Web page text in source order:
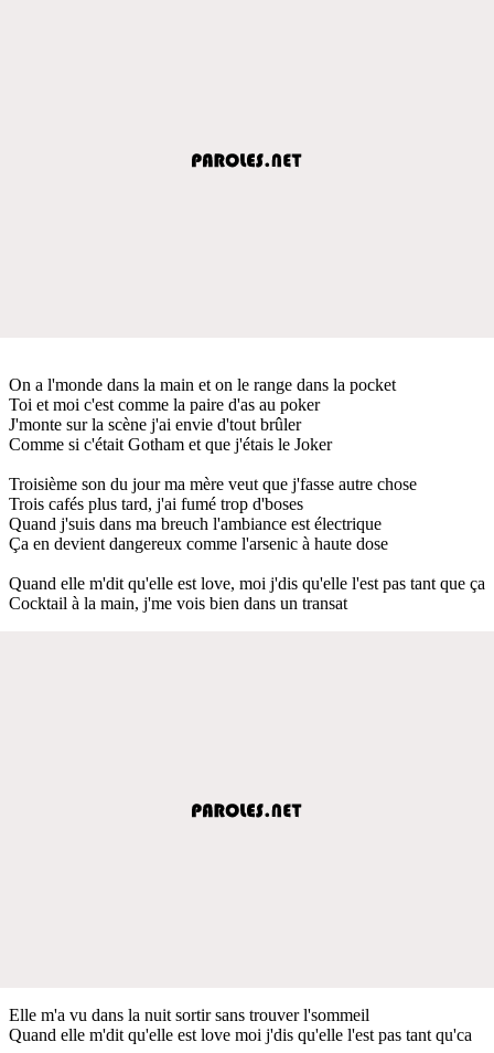
On a l'monde dans la main et on le range dans la pocket
Toi et moi c'est comme la paire d'as au poker
J'monte sur la scène j'ai envie d'tout brûler
Comme si c'était Gotham et que j'étais le Joker
Troisième son du jour ma mère veut que j'fasse autre chose
Trois cafés plus tard, j'ai fumé trop d'boses
Quand j'suis dans ma breuch l'ambiance est électrique
Ça en devient dangereux comme l'arsenic à haute dose
Quand elle m'dit qu'elle est love, moi j'dis qu'elle l'est pas tant que ça
Cocktail à la main, j'me vois bien dans un transat
Elle m'a vu dans la nuit sortir sans trouver l'sommeil
Quand elle m'dit qu'elle est love moi j'dis qu'elle l'est pas tant qu'ca